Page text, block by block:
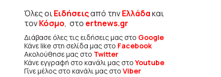
Όλες οιΕιδήσειςαπό τηνΕλλάδακαι
τονΚόσμο, στο ertnews.gr
Διάβασε όλες τις ειδήσεις μας στο Google
Κάνε like στη σελίδα μας στο Facebook
Ακολούθησε μας στο Twitter
Κάνε εγγραφή στο κανάλι μας στοYoutube
Γίνε μέλος στο κανάλι μας στο Viber